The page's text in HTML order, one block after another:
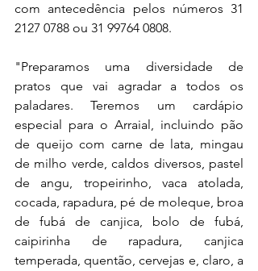
com antecedência pelos números 31
2127 0788 ou 31 99764 0808.
"Preparamos uma diversidade de
pratos que vai agradar a todos os
paladares. Teremos um cardápio
especial para o Arraial, incluindo pão
de queijo com carne de lata, mingau
de milho verde, caldos diversos, pastel
de angu, tropeirinho, vaca atolada,
cocada, rapadura, pé de moleque, broa
de fubá de canjica, bolo de fubá,
caipirinha de rapadura, canjica
temperada, quentão, cervejas e, claro, a